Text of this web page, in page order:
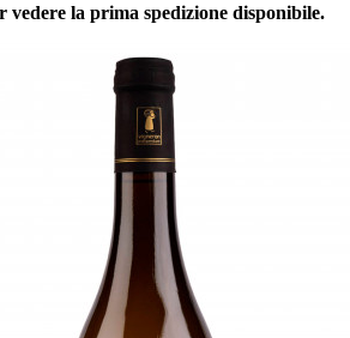
la prima spedizione disponibile.